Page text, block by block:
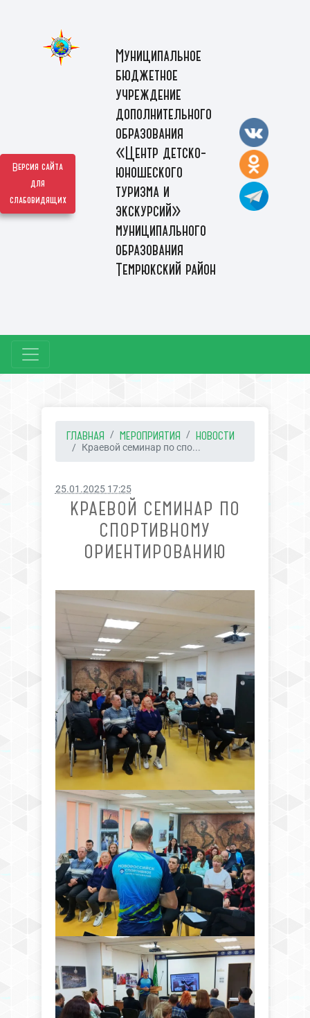
Версия сайта
для
слабовидящих
Муниципальное
бюджетное
учреждение
дополнительного
образования
«Центр детско-
юношеского
туризма и
экскурсий»
муниципального
образования
Темрюкский район
ГЛАВНАЯ МЕРОПРИЯТИЯ НОВОСТИ
Краевой семинар по спо...
25.01.2025 17:25
КРАЕВОЙ СЕМИНАР ПО
СПОРТИВНОМУ
ОРИЕНТИРОВАНИЮ